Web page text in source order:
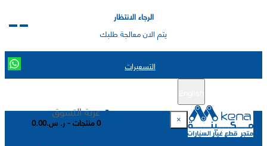
الرجاء الانتظار
يتم الان معالجة طلبك
التسعيرات
عربة التسوق
0 منتجات - ر. س.0.00 ×